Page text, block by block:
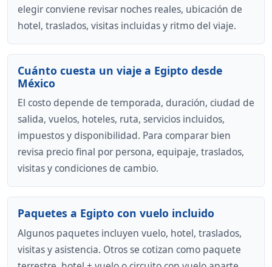
elegir conviene revisar noches reales, ubicación de
hotel, traslados, visitas incluidas y ritmo del viaje.
Cuánto cuesta un viaje a Egipto desde
México
El costo depende de temporada, duración, ciudad de
salida, vuelos, hoteles, ruta, servicios incluidos,
impuestos y disponibilidad. Para comparar bien
revisa precio final por persona, equipaje, traslados,
visitas y condiciones de cambio.
Paquetes a Egipto con vuelo incluido
Algunos paquetes incluyen vuelo, hotel, traslados,
visitas y asistencia. Otros se cotizan como paquete